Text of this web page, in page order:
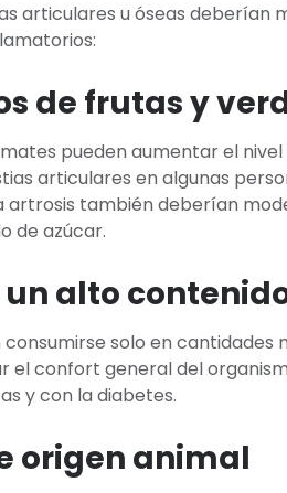
articulares u óseas deberían
de frutas y
pueden aumentar el
articulares en algunas
artrosis también deberían
de azúcar.
alto
solo en
el confort general del
y con la diabetes.
origen animal